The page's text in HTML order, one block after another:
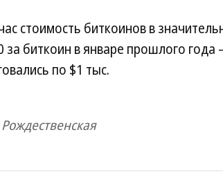
стоимость биткоинов в
за биткоин в январе прошлого
по $1 тыс.